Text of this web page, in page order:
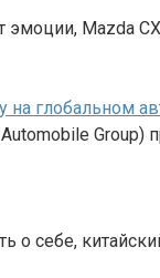
Mazda
на глобальном
о себе,